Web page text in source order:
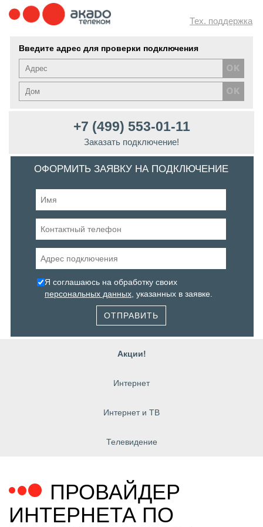
Тех. поддержка
Введите адрес для проверки подключения
+7 (499) 553-01-11
Заказать подключение!
ОФОРМИТЬ ЗАЯВКУ НА ПОДКЛЮЧЕНИЕ
Я соглашаюсь на обработку своих
персональных данных , указанных в заявке.
ОТПРАВИТЬ
Акции!
Интернет
Интернет и ТВ
Телевидение
ПРОВАЙДЕР
ИНТЕРНЕТА ПО